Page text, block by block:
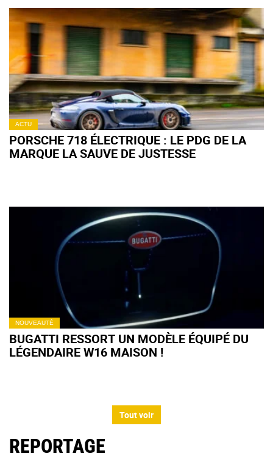
ACTU
PORSCHE 718 ÉLECTRIQUE : LE PDG DE LA
MARQUE LA SAUVE DE JUSTESSE
NOUVEAUTÉ
BUGATTI RESSORT UN MODÈLE ÉQUIPÉ DU
LÉGENDAIRE W16 MAISON !
Tout voir
REPORTAGE